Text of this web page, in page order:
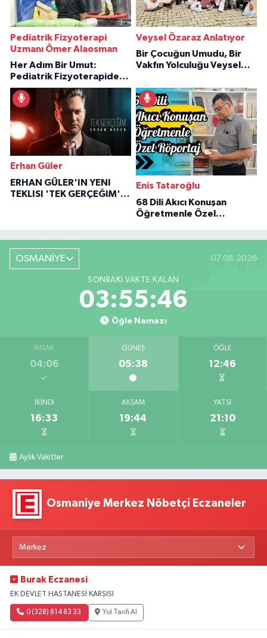
Pediatrik Fizyoterapi
Uzmanı Ömer Alaosman
Her Adım Bir Umut:
Pediatrik Fizyoterapiden
İlham Veren Hikâyeler
Veysel Özaraz Anlatıyor
Bir Çocuğun Umudu, Bir
Vakfın Yolculuğu Veysel
Erhan Güler
ERHAN GÜLER'IN YENI
TEKLISI 'TEK GERÇEĞIM'LE
Enis Tataroğlu
68 Dili Akıcı Konuşan
Öğretmenle Özel
OSMANİYE 07.08.2026
SONRAKI VAKTE KALAN
03:55:45
Öğle Namazı
İMSAK
04:06
GÜNEŞ
05:38
ÖĞLE
12:46
İKINDI
16:33
AKŞAM
19:44
YATSI
21:10
Aylık Vakitler
Osmaniye Merkez Nöbetçi Eczaneler
Burak Eczanesi
EK DEVLET HASTANESİ KARŞISI
0 (328) 814 83 33 Yol Tarifi Al